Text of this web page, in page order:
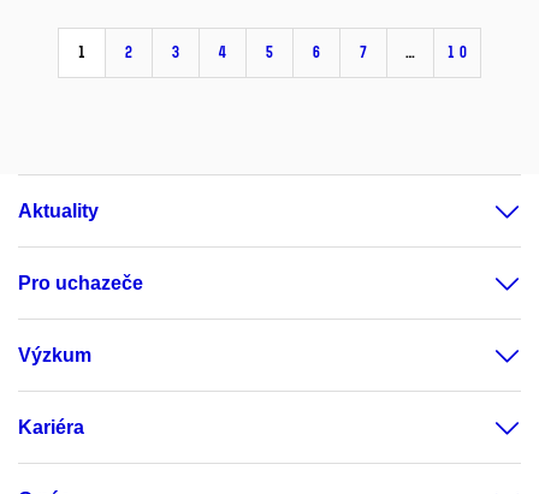
1 2 3 4 5 6 7 … 10
Aktuality
Pro uchazeče
Výzkum
Kariéra